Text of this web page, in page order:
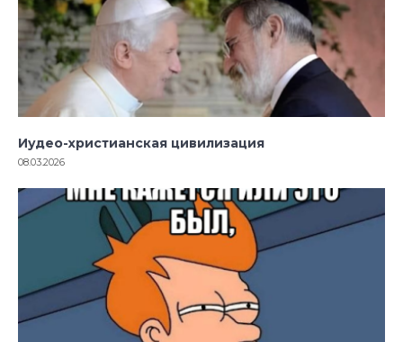
Иудео-христианская цивилизация
08.03.2026